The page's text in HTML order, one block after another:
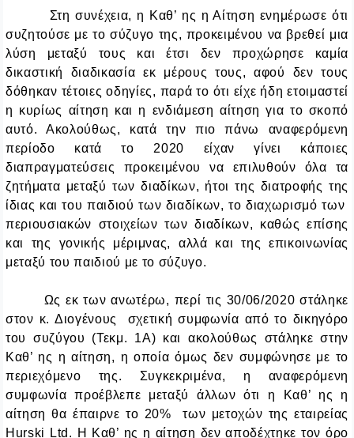
Στη συνέχεια, η Καθ’ ης η Αίτηση ενημέρωσε ότι
συζητούσε με το σύζυγο της, προκειμένου να βρεθεί μια
λύση μεταξύ τους και έτσι δεν προχώρησε καμία
δικαστική διαδικασία εκ μέρους τους, αφού δεν τους
δόθηκαν τέτοιες οδηγίες, παρά το ότι είχε ήδη ετοιμαστεί
η κυρίως αίτηση και η ενδιάμεση αίτηση για το σκοπό
αυτό. Ακολούθως, κατά την πιο πάνω αναφερόμενη
περίοδο κατά το 2020 είχαν γίνει κάποιες
διαπραγματεύσεις προκειμένου να επιλυθούν όλα τα
ζητήματα μεταξύ των διαδίκων, ήτοι της διατροφής της
ίδιας και του παιδιού των διαδίκων, το διαχωρισμό των
περιουσιακών στοιχείων των διαδίκων, καθώς επίσης
και της γονικής μέριμνας, αλλά και της επικοινωνίας
μεταξύ του παιδιού με το σύζυγο.
Ως εκ των ανωτέρω, περί τις 30/06/2020 στάληκε
στον κ. Διογένους σχετική συμφωνία από το δικηγόρο
του συζύγου (Τεκμ. 1Α) και ακολούθως στάληκε στην
Καθ’ ης η αίτηση, η οποία όμως δεν συμφώνησε με το
περιεχόμενο της. Συγκεκριμένα, η αναφερόμενη
συμφωνία προέβλεπε μεταξύ άλλων ότι η Καθ’ ης η
αίτηση θα έπαιρνε το 20% των μετοχών της εταιρείας
Hurski
Ltd . Η Καθ’ ης η αίτηση δεν αποδέχτηκε τον όρο